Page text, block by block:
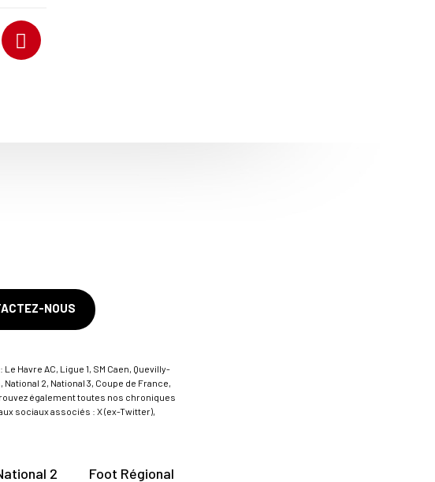
NOUS
Havre AC, Ligue 1, SM Caen, Quevilly-
2, National 3, Coupe de France,
également toutes nos chroniques
sociaux associés : X (ex-Twitter),
2 Foot Régional